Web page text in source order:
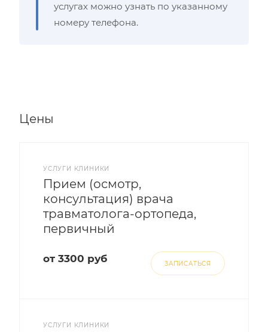
услугах можно узнать по указанному
номеру телефона.
Цены
УСЛУГИ КЛИНИКИ
Прием (осмотр,
консультация) врача
травматолога-ортопеда,
первичный
от 3300 руб ЗАПИСАТЬСЯ
УСЛУГИ КЛИНИКИ